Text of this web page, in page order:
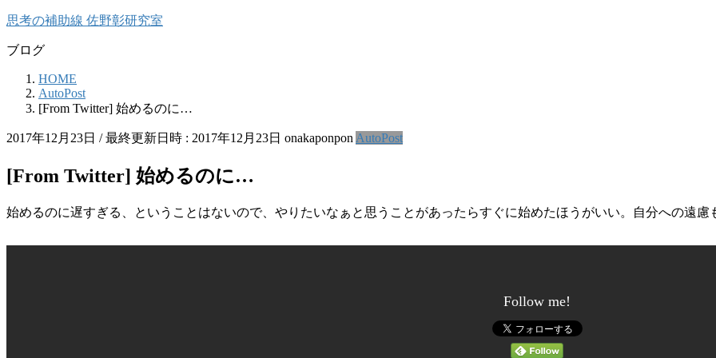
コ
テ
キ
プ
ナ
ゲ
に
動
思考の補助線 佐野彰研究室
ブログ
HOME
AutoPost
[From Twitter] 始めるのに…
2017年12月23日 / 最終更新日時 : 2017年12月23日 onakaponpon AutoPost
[From Twitter] 始めるのに…
始めるのに遅すぎる、ということはないので、やりたいなぁと思うことがあったらすぐに始めたほうがいい。自分への遠慮
Follow me!